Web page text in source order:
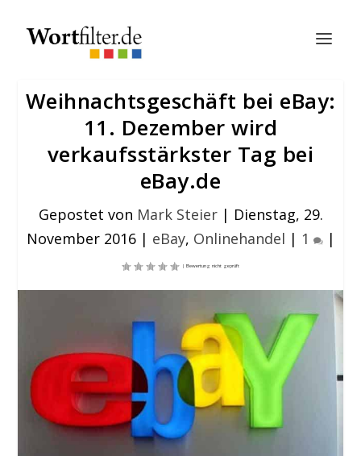
Weihnachtsgeschäft bei eBay:
11. Dezember wird
verkaufsstärkster Tag bei
eBay.de
Gepostet von Mark Steier| Dienstag, 29.
November 2016| eBay, Onlinehandel | 1 |